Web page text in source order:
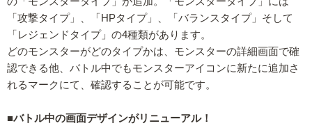
「攻撃タイプ」、「HPタイプ」、「バランスタイプ」そして
「レジェンドタイプ」の4種類があります。
どのモンスターがどのタイプかは、モンスターの詳細画面で確
認できる他、バトル中でもモンスターアイコンに新たに追加さ
れるマークにて、確認することが可能です。
■バトル中の画面デザインがリニューアル！